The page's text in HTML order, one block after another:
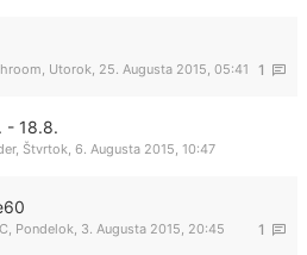
1
Utorok, 25. Augusta 2015, 05:41
- 18.8.
, Štvrtok, 6. Augusta 2015, 10:47
1
Pondelok, 3. Augusta 2015, 20:45